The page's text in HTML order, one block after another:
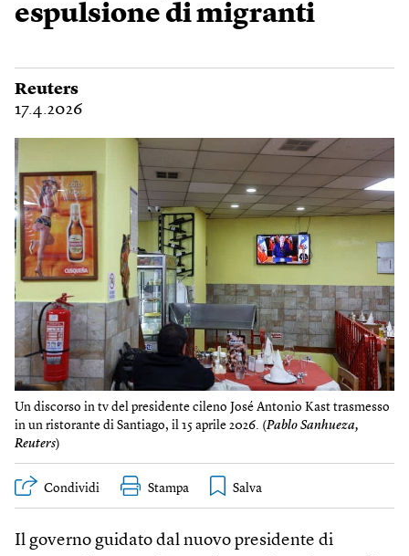
espulsione di migranti
Reuters
17.4.2026
Un discorso in tv del presidente cileno José Antonio Kast trasmesso
in un ristorante di Santiago, il 15 aprile 2026. (Pablo Sanhueza,
Reuters)
Condividi Stampa
Il governo guidato dal nuovo presidente di